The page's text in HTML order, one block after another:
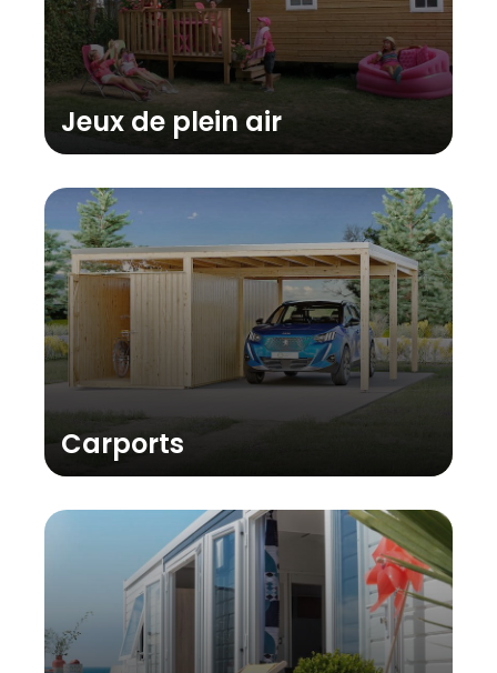
Jeux de plein air
Carports